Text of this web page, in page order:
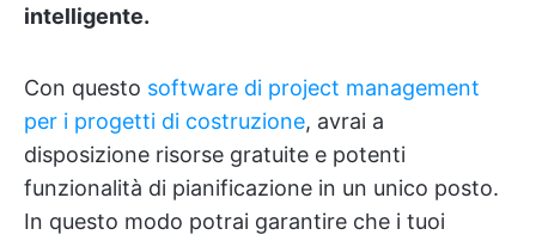
intelligente.
Con questo software di project management
per i progetti di costruzione, avrai a
disposizione risorse gratuite e potenti
funzionalità di pianificazione in un unico posto.
In questo modo potrai garantire che i tuoi